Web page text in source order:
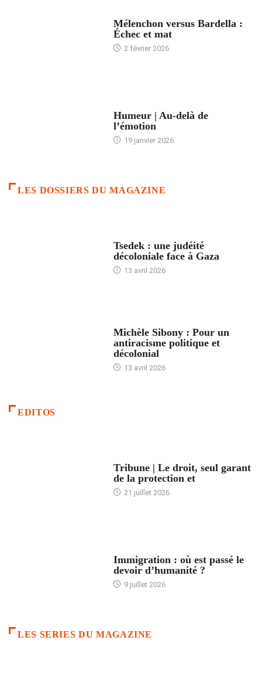
Mélenchon versus Bardella :
Échec et mat
2 février 2026
Humeur | Au-delà de
l’émotion
19 janvier 2026
LES DOSSIERS DU MAGAZINE
Tsedek : une judéité
décoloniale face à Gaza
13 avril 2026
Michèle Sibony : Pour un
antiracisme politique et
décolonial
13 avril 2026
EDITOS
Tribune | Le droit, seul garant
de la protection et
21 juillet 2026
Immigration : où est passé le
devoir d’humanité ?
9 juillet 2026
LES SERIES DU MAGAZINE